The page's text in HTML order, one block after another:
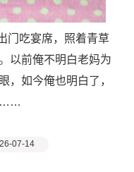
门吃宴席，照着青草
以前俺不明白老妈为
，如今俺也明白了，
……
07-14